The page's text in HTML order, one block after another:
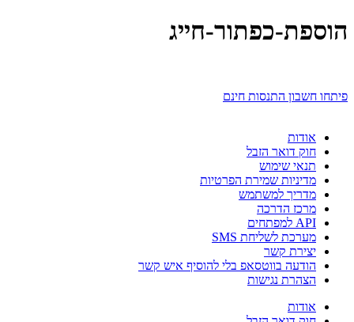
הוספת-כפתור-חייג
פיתחו חשבון התנסות חינם
אודות
חוק דואר הזבל
תנאי שימוש
מדיניות שמירת הפרטיות
מדריך למשתמש
מרכז הדרכה
API למפתחים
מערכת לשליחת SMS
יצירת קשר
הודעה בווטסאפ בלי להוסיף איש קשר
הצהרת נגישות
אודות